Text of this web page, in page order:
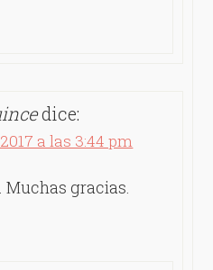
dice:
a las 3:44 pm
gracias.